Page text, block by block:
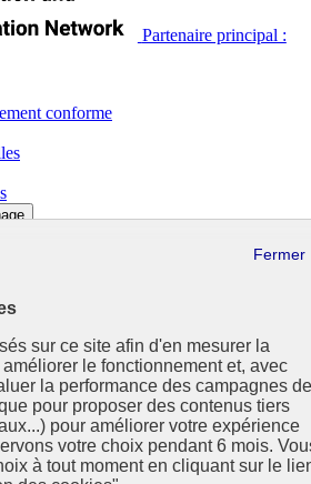
sur ce site afin d'en mesurer la
le fonctionnement et, avec
la performance des campagnes de
pour proposer des contenus tiers
pour améliorer votre expérience
votre choix pendant 6 mois.
à tout moment en cliquant sur le
Partenaire principal :
conforme
les contenus de ce site sont sous